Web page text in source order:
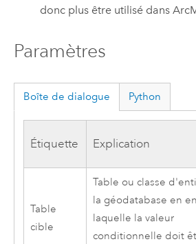
donc plus être utilisé dans
Paramètres
Boîte de dialogue Python
Étiquette Explication
Table
cible
Table ou classe
la géodatabase en
laquelle la valeur
conditionnelle doit